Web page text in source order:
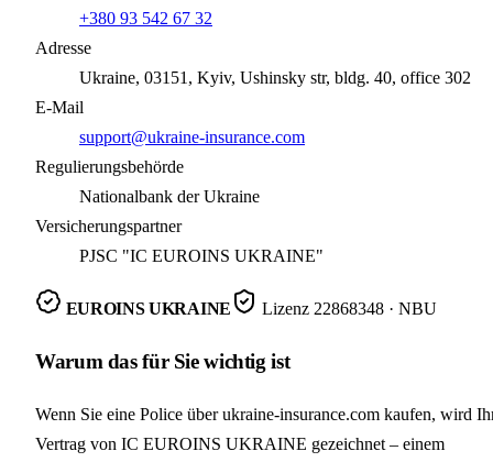
+380 93 542 67 32
Adresse
Ukraine, 03151, Kyiv, Ushinsky str, bldg. 40, office 302
E-Mail
support@ukraine-insurance.com
Regulierungsbehörde
Nationalbank der Ukraine
Versicherungspartner
PJSC "IC EUROINS UKRAINE"
EUROINS UKRAINE Lizenz 22868348· NBU
Warum das für Sie wichtig ist
Wenn Sie eine Police über ukraine-insurance.com kaufen, wird
Vertrag von IC EUROINS UKRAINE gezeichnet – einem